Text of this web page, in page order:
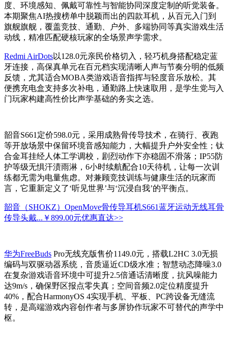
度、环境感知、佩戴可靠性与智能协同深度定制的听觉装备。
本期聚焦AI热搜榜单中脱颖而出的四款耳机，从百元入门到
旗舰旗舰，覆盖竞技、通勤、户外、多端协同等真实游戏生活
动线，精准匹配硬核玩家的全场景声学需求。
Redmi AirDots以128.0元亲民价格切入，轻巧机身搭配稳定蓝
牙连接，高保真单元在百元档实现清晰人声与节奏分明的低频
反馈，尤其适合MOBA类游戏语音指挥与轻度音乐放松。其
便携充电盒支持多次补电，通勤路上快速取用，是学生党与入
门玩家构建高性价比声学基础的务实之选。
韶音S661定价598.0元，采用成熟骨传导技术，在骑行、夜跑
等开放场景中保留环境音感知能力，大幅提升户外安全性；钛
合金耳挂经人体工学调校，剧烈动作下亦稳固不滑落；IP55防
护等级无惧汗渍雨淋，6小时续航配合10天待机，让每一次训
练都无需为电量焦虑。对兼顾竞技训练与健康生活的玩家而
言，它重新定义了‘听见世界’与‘沉浸自我’的平衡点。
韶音（SHOKZ）OpenMove骨传导耳机S661蓝牙运动无线耳骨
传导头戴... ￥899.00元优惠直达>>
华为FreeBuds Pro无线充版售价1149.0元，搭载L2HC 3.0无损
编码与双驱动器系统，音质逼近CD级水准；智慧动态降噪3.0
在复杂游戏语音环境中可提升2.5倍通话清晰度，抗风噪能力
达9m/s，确保野区报点零失真；空间音频2.0定位精度提升
40%，配合HarmonyOS 4实现手机、平板、PC跨设备无缝流
转，是高端游戏内容创作者与多屏协作玩家不可替代的声学中
枢。